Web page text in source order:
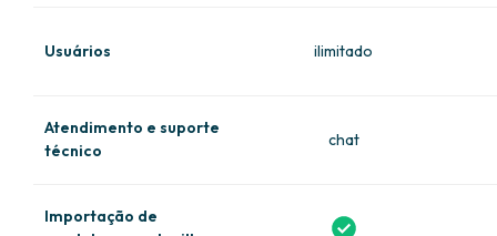
Usuários ilimitado
Atendimento e suporte
técnico
chat
Importação de